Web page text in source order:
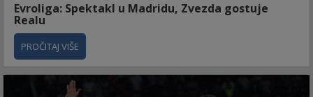
Evroliga: Spektakl u Madridu, Zvezda gostuje
Realu
PROČITAJ VIŠE